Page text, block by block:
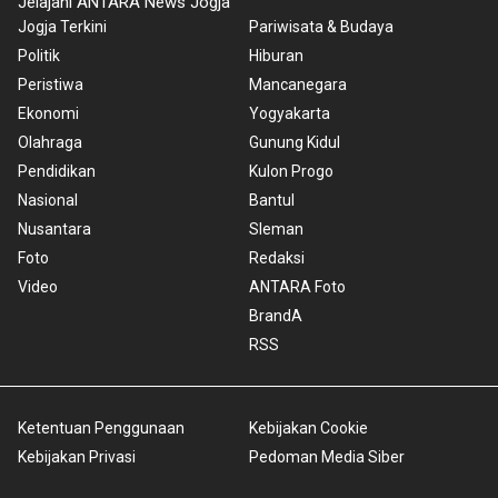
Jogja Terkini
Politik
Peristiwa
Ekonomi
Olahraga
Pendidikan
Nasional
Nusantara
Foto
Video
Pariwisata & Budaya
Hiburan
Mancanegara
Yogyakarta
Gunung Kidul
Kulon Progo
Bantul
Sleman
Redaksi
ANTARA Foto
BrandA
RSS
Ketentuan Penggunaan
Kebijakan Privasi
Kebijakan Cookie
Pedoman Media Siber